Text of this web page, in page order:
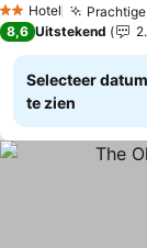
2 Sterren
Hotel
8,6 Uitstekend
Selecteer
te zien